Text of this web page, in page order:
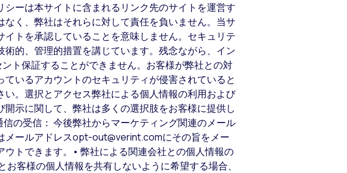
ーは本サイトに含まれるリンク先のサイトを運営す
く、弊社はそれらに対して責任を負いません。当サ
トを承認していることを意味しません。セキュリテ
的、管理的措置を講じています。残念ながら、イン
ト保証することができません。お客様が弊社との対
いるアカウントのセキュリティが侵害されていると
。選択とアクセス弊社による個人情報の利用および
示に関して、弊社は多くの選択肢をお客様に提供し
の受信： 今後弊社からマーケティング関連のメール
メールアドレスopt-out@verint.comにその旨をメー
トできます。• 弊社による関連会社との個人情報の
客様の個人情報を共有しないように希望する場合、